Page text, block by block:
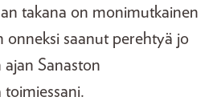
takana on monimutkainen
onneksi saanut perehtyä jo
Sanaston
toimiessani.